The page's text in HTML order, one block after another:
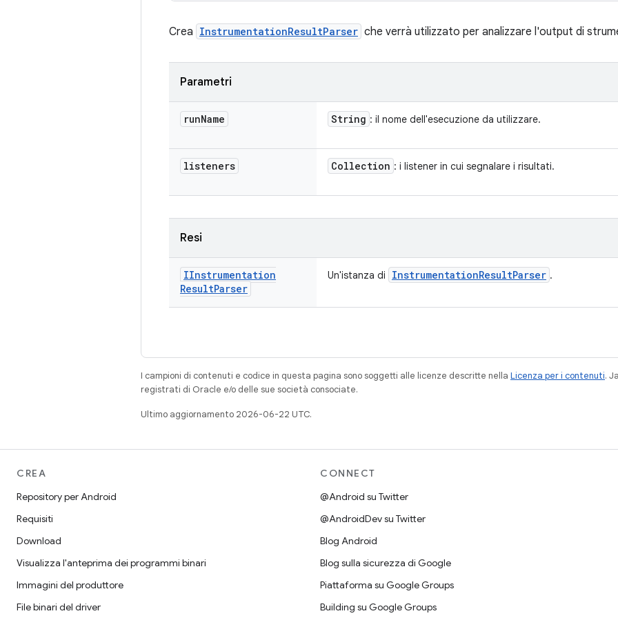
Crea InstrumentationResultParser che verrà utilizzato per analizzare l'output di
Parametri
runName String : il nome dell'esecuzione da utilizzare.
listeners Collection : i listener in cui segnalare i risultati.
Resi
IInstrumentation
ResultParser
Un'istanza di InstrumentationResultParser .
I campioni di contenuti e codice in questa pagina sono soggetti alle licenze descritte nella Licenza per i contenuti.
registrati di Oracle e/o delle sue società consociate.
Ultimo aggiornamento 2026-06-22 UTC.
CREA
Repository per Android
Requisiti
Download
Visualizza l'anteprima dei programmi binari
Immagini del produttore
File binari del driver
CONNECT
@Android su Twitter
@AndroidDev su Twitter
Blog Android
Blog sulla sicurezza di Google
Piattaforma su Google Groups
Building su Google Groups